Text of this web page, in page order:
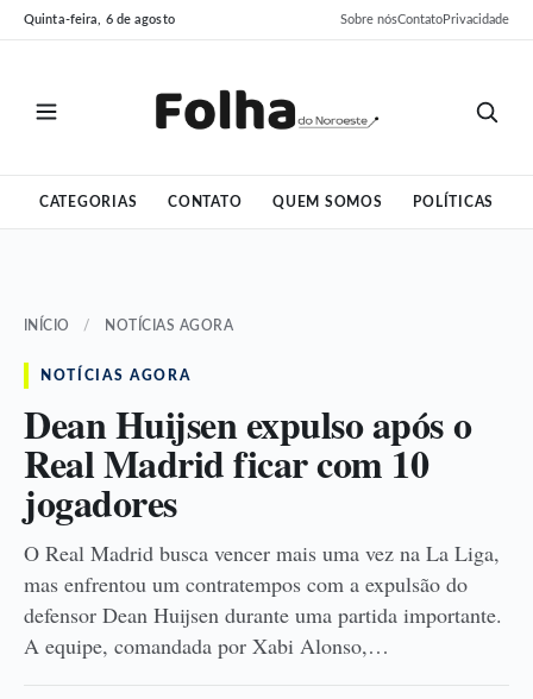
Pular
para
Pular
para
Quinta-feira, 6 de agosto Sobre nósContatoPrivacidade
CATEGORIAS CONTATO QUEM SOMOS POLÍTICAS
INÍCIO / NOTÍCIAS AGORA
NOTÍCIAS AGORA
Dean Huijsen expulso após o
Real Madrid ficar com 10
jogadores
O Real Madrid busca vencer mais uma vez na La Liga,
mas enfrentou um contratempos com a expulsão do
defensor Dean Huijsen durante uma partida importante.
A equipe, comandada por Xabi Alonso,…